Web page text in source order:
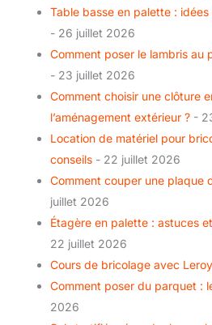
Table basse en palette :
- 26 juillet 2026
Comment poser le lambris au
- 23 juillet 2026
Comment choisir une clôture
l’aménagement extérieur ? -
Location de matériel pour
conseils - 22 juillet 2026
Comment couper une plaque
juillet 2026
Étagère en palette : astuces
22 juillet 2026
Cours de bricolage avec
Comment poser du parquet :
2026